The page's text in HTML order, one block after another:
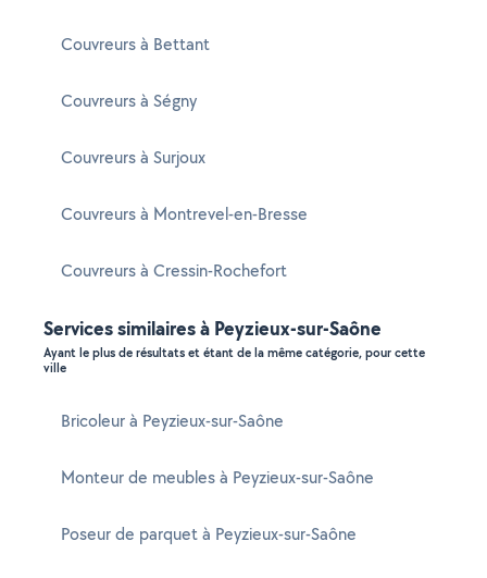
Couvreurs à Bettant
Couvreurs à Ségny
Couvreurs à Surjoux
Couvreurs à Montrevel-en-Bresse
Couvreurs à Cressin-Rochefort
Services similaires à Peyzieux-sur-Saône
Ayant le plus de résultats et étant de la même catégorie, pour cette
ville
Bricoleur à Peyzieux-sur-Saône
Monteur de meubles à Peyzieux-sur-Saône
Poseur de parquet à Peyzieux-sur-Saône